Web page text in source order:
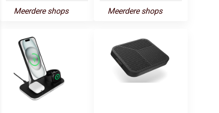
Meerdere shops
Meerdere shops